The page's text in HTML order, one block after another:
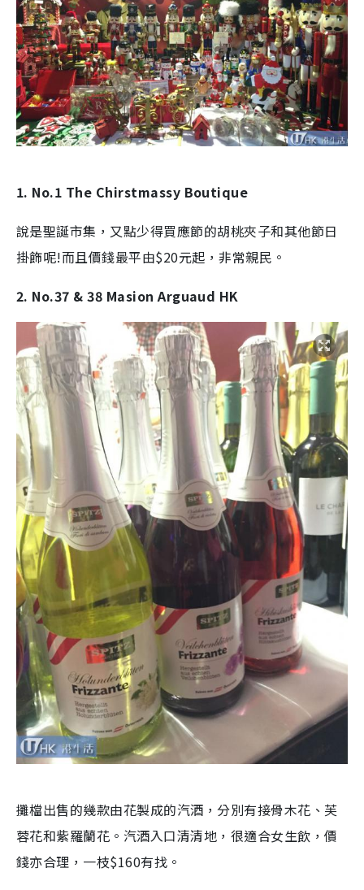
1. No.1 The Chirstmassy Boutique
說是聖誕市集，又點少得買應節的胡桃夾子和其他節日
掛飾呢!而且價錢最平由$20元起，非常親民。
2. No.37 & 38 Masion Arguaud HK
攤檔出售的幾款由花製成的汽酒，分別有接骨木花、芙
蓉花和紫羅蘭花。汽酒入口清清地，很適合女生飲，價
錢亦合理，一枝$160有找。